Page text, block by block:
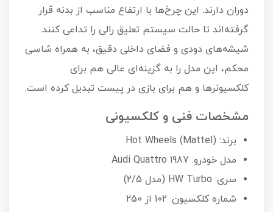
دوران دارند. این چرخ‌ها با ارتفاع مناسب از بدنه قرار
گرفته‌اند تا حالت سیستم تعلیق رالی را تداعی کنند.
شیشه‌های دودی و فضای داخلی دقیق، به همراه شاسی
محکم، این مدل را به گزینه‌ای عالی هم برای
کلکسیونرها و هم برای بازی در پیست تبدیل کرده است.
مشخصات فنی و کلکسیونی
برند: Hot Wheels (Mattel)
مدل خودرو: 1987 Audi Quattro
سری: HW Turbo (مدل 2/5)
شماره کلکسیون: 102 از 250